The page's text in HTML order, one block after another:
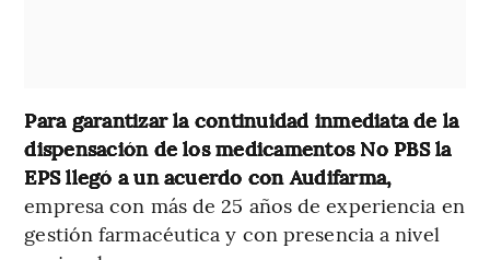
Para garantizar la continuidad inmediata de la
dispensación de los medicamentos No PBS la
EPS llegó a un acuerdo con Audifarma,
empresa con más de 25 años de experiencia en
gestión farmacéutica y con presencia a nivel